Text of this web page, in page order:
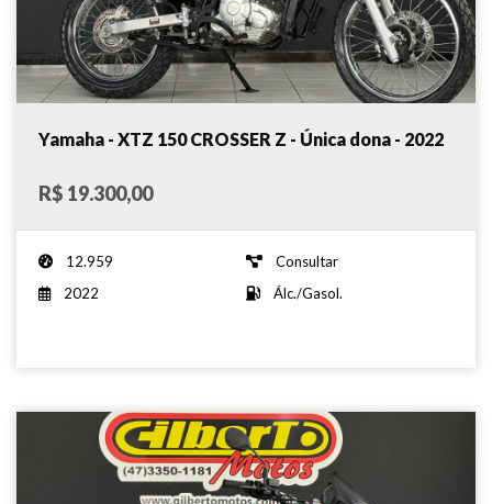
Yamaha - XTZ 150 CROSSER Z - Única dona - 2022
R$ 19.300,00
12.959
Consultar
2022
Álc./Gasol.